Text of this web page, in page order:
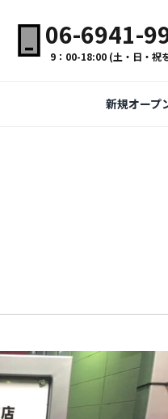
06-6941-
9：00-18:00 (土・日・祝
新規オープ